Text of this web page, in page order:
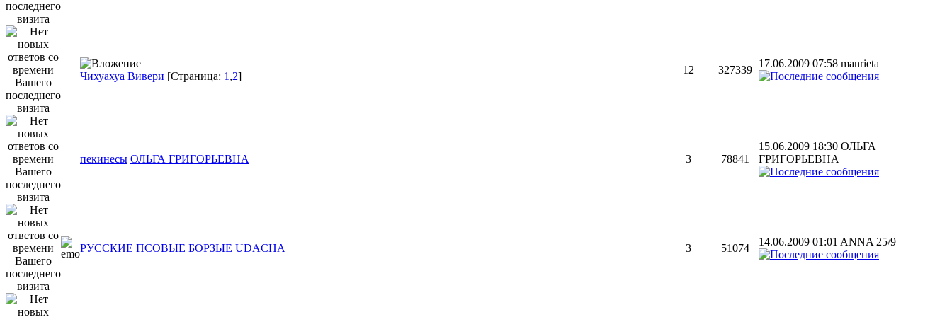
Чихуахуа Вивери [Страница: 1 ,2]
12 327339
17.06.2009 07:58 manrieta
пекинесы ОЛЬГА ГРИГОРЬЕВНА 3 78841
15.06.2009 18:30 ОЛЬГА
ГРИГОРЬЕВНА
РУССКИЕ ПСОВЫЕ БОРЗЫЕ UDACHA 3 51074
14.06.2009 01:01 ANNA 25/9